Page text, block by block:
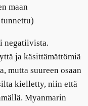
maan
negatiivista.
ja käsittämättömiä
mutta suureen osaan
kielletty, niin että
Myanmarin